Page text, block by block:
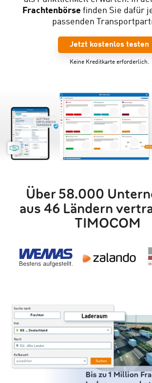
Frachtenbörse finden Sie dafür
passenden
Jetzt kostenlos testen
Keine Kreditkarte erforderlich.
Über 58.000
aus 46 Ländern
TIMOCOM